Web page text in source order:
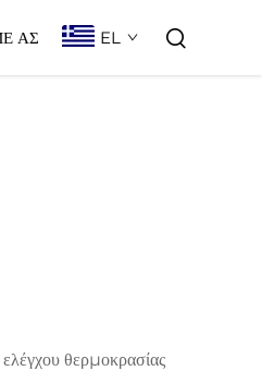
ΑΣ EL
θερμοκρασίας